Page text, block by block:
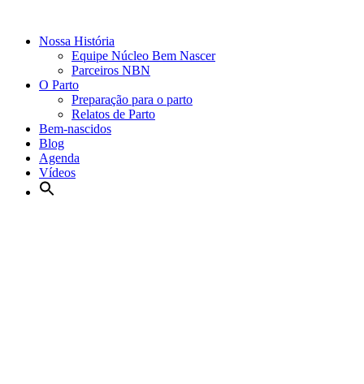
Nossa História
Equipe Núcleo Bem Nascer
Parceiros NBN
O Parto
Preparação para o parto
Relatos de Parto
Bem-nascidos
Blog
Agenda
Vídeos